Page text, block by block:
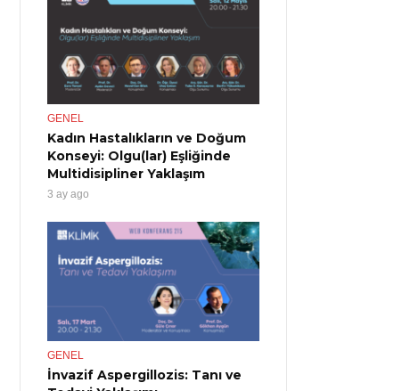
GENEL
Kadın Hastalıkların ve Doğum
Konseyi: Olgu(lar) Eşliğinde
Multidisipliner Yaklaşım
3 ay ago
GENEL
İnvazif Aspergillozis: Tanı ve